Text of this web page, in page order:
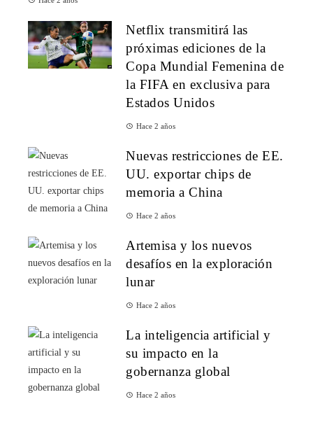
Netflix transmitirá las
próximas ediciones de la
Copa Mundial Femenina de
la FIFA en exclusiva para
Estados Unidos
Hace 2 años
Nuevas restricciones de EE.
UU. exportar chips de
memoria a China
Hace 2 años
Artemisa y los nuevos
desafíos en la exploración
lunar
Hace 2 años
La inteligencia artificial y
su impacto en la
gobernanza global
Hace 2 años